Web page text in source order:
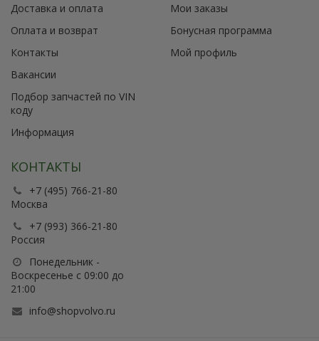
Доставка и оплата
Оплата и возврат
Контакты
Вакансии
Подбор запчастей по VIN
коду
Информация
Мои заказы
Бонусная программа
Мой профиль
КОНТАКТЫ
+7 (495) 766-21-80
Москва
+7 (993) 366-21-80
Россия
Понедельник -
Воскресенье с 09:00 до
21:00
info@shopvolvo.ru